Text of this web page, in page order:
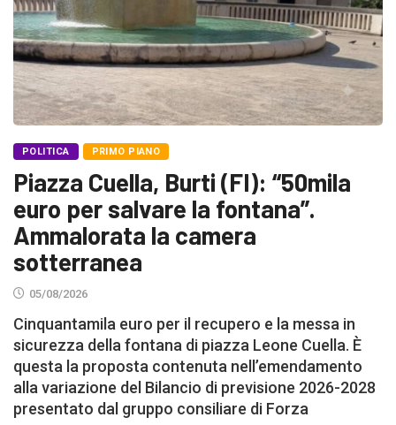
POLITICA PRIMO PIANO
Piazza Cuella, Burti (FI): “50mila
euro per salvare la fontana”.
Ammalorata la camera
sotterranea
05/08/2026
Cinquantamila euro per il recupero e la messa in
sicurezza della fontana di piazza Leone Cuella. È
questa la proposta contenuta nell’emendamento
alla variazione del Bilancio di previsione 2026-2028
presentato dal gruppo consiliare di Forza